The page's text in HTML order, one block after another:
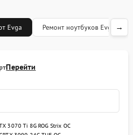
Evga Ремонт ноутбуков Evga →
Перейти
3070 Ti 8G ROG Strix OC